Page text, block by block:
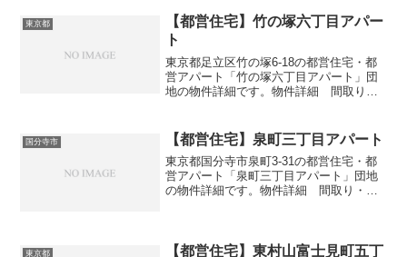
取り3DK広さ・面積57-63㎡建設年度築年
数1991...
東京都
【都営住宅】竹の塚六丁目アパー
ト
東京都足立区竹の塚6-18の都営住宅・都
営アパート「竹の塚六丁目アパート」団
地の物件詳細です。物件詳細 間取り・
1DK-3DK広さ・面積32-57㎡建設年度築年
数20...
国分寺市 【都営住宅】泉町三丁目アパート
東京都国分寺市泉町3-31の都営住宅・都
営アパート「泉町三丁目アパート」団地
の物件詳細です。物件詳細 間取り・広
198...
東京都
【都営住宅】東村山富士見町五丁